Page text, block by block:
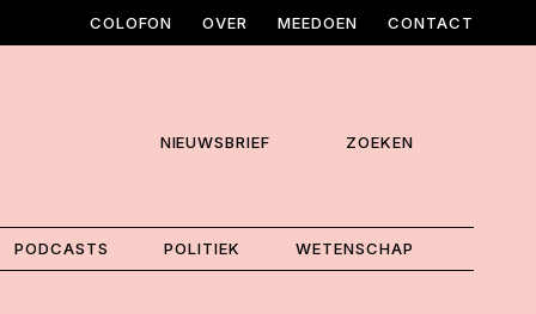
COLOFON OVER MEEDOEN CONTACT
NIEUWSBRIEF ZOEKEN
PODCASTS POLITIEK WETENSCHAP